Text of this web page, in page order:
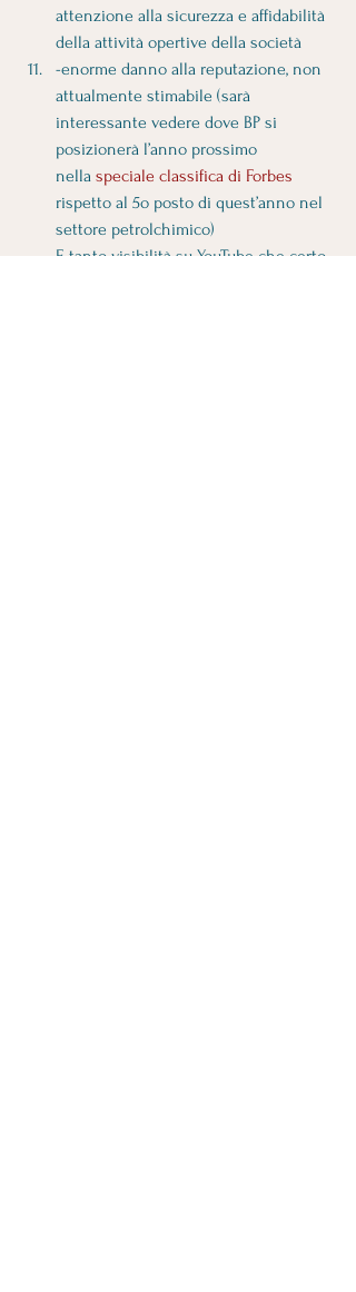
attenzione alla sicurezza e affidabilità
della attività opertive della società
-enorme danno alla reputazione, non
attualmente stimabile (sarà
interessante vedere dove BP si
posizionerà l’anno prossimo
nella speciale classifica di Forbes
rispetto al 5o posto di quest’anno nel
settore petrolchimico)
E tanto visibilità su YouTube che certo